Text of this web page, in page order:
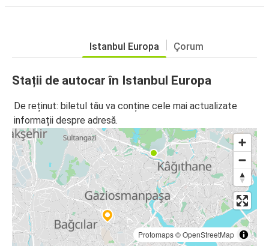
Istanbul Europa Çorum
Stații de autocar în Istanbul Europa
De reținut: biletul tău va conține cele mai actualizate
informații despre adresă.
Protomaps©OpenStreetMap